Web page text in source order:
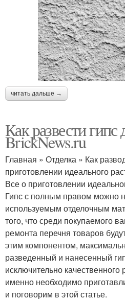
читать дальше →
Как развести гипс
BrickNews.ru
Главная » Отделка » Как
приготовлении идеального
Все о приготовлении
Гипс с полным правом можно
используемым отделочным
того, что среди покупаемого
ремонта перечня товаров
этим компонентом,
разведенный и нанесенный
исключительно качественного
именно необходимо
и поговорим в этой статье.